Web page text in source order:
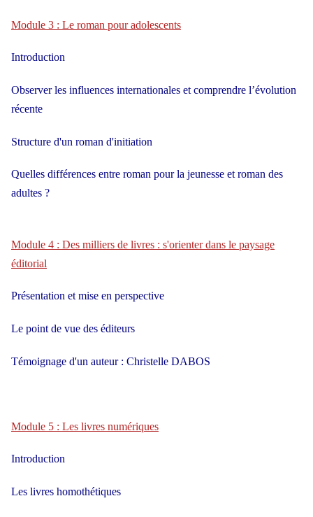
Module 3 : Le roman pour adolescents
Introduction
Observer les influences internationales et comprendre l’évolution
récente
Structure d'un roman d'initiation
Quelles différences entre roman pour la jeunesse et roman des
adultes ?
Module 4 : Des milliers de livres : s'orienter dans le paysage
éditorial
Présentation et mise en perspective
Le point de vue des éditeurs
Témoignage d'un auteur : Christelle DABOS
Module 5 : Les livres numériques
Introduction
Les livres homothétiques